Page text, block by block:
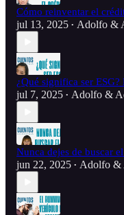
Cómo reinventar el
jul 13, 2025 • Adolfo &
¿Qué significa ser ESG?
jul 7, 2025 • Adolfo &
Nunca dejes de buscar
jun 22, 2025 • Adolfo &